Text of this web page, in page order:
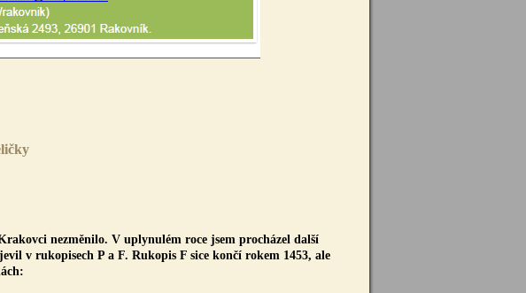
nezměnilo. V uplynulém roce jsem procházel další
v rukopisech P a F. Rukopis F sice končí rokem 1453, ale